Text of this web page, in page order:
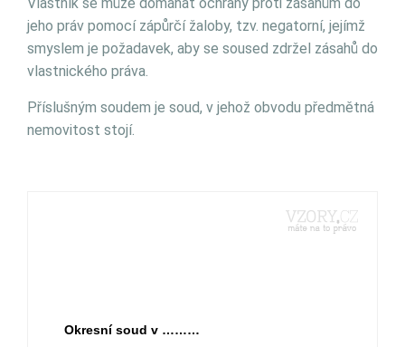
jeho práv pomocí zápůrčí žaloby, tzv. negatorní, jejímž
smyslem je požadavek, aby se soused zdržel zásahů do
vlastnického práva.
Příslušným soudem je soud, v jehož obvodu předmětná
nemovitost stojí.
Okresní soud v ………